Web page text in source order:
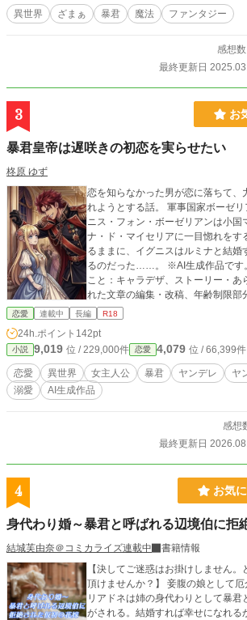
元を噛みちぎられたく無ければね。
異世界 ざまぁ 暴君 魔法 ファンタジー
感想
最終更新日
3 お
暴君皇帝は遅咲きの初恋を実らせたい
柊原 ゆず
恋を知らなかった男が恋に落ちて、
れようとする話。 軍事国家ボーゼ
ニス・フォン・ボーゼリアンは小国
ナ・ド・マイセリアに一目惚れをす
るままに、イグニスはルミナと結婚
るのだった……。 ※AI生成作品です。 投稿者がやっている
こと：キャラデザ、ストーリー・あ
れた文章の編集・改稿、年齢制限
てもらっていること：ストーリーに
恋愛 連載中 長編 R18
24h.ポイント 142pt
小説 9,019 位 / 229,000件 恋愛 4,079 位 / 66,399件
恋愛 異世界 女主人公 暴君 ヤンデレ ヤ
溺愛
AI生成作品
感想
最終更新日
4 お気
身代わり婚～暴君と呼ばれる辺境伯に拒
結城芙由奈＠コミカライズ連載中
書籍情報
【決してご迷惑はお掛けしません
頂けませんか？】 妾腹の娘として厄介者扱いを受けていたア
リアドネは姉の身代わりとして暴
がされる。結婚すれば幸せになれる